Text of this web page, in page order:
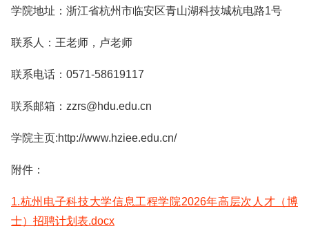
学院地址：浙江省杭州市临安区青山湖科技城杭电路1号
联系人：王老师，卢老师
联系电话：0571-58619117
联系邮箱：zzrs@hdu.edu.cn
学院主页:http://www.hziee.edu.cn/
附件：
1.杭州电子科技大学信息工程学院2026年高层次人才（博
士）招聘计划表.docx